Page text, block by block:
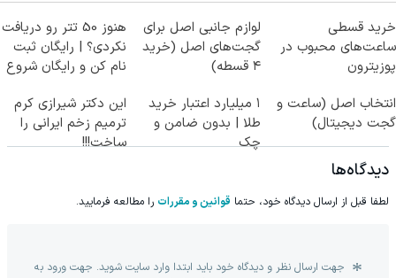
خرید قسطی
ساعت‌های محبوب در
پوزیترون
لوازم جانبی اصل برای
گجت‌های اصل (خرید
۴ قسطه)
هنوز 50 تتر رو دریافت
نکردی؟ | رایگان ثبت
نام کن و رایگان شروع
انتخاب اصل (ساعت و
گجت دیجیتال)
۱ میلیارد اعتبار خرید
طلا | بدون ضامن و
چک
این دکتر شیرازی کرم
ترمیم زخم ایرانی را
ساخت!!!
دیدگاه‌ها
لطفا قبل از ارسال دیدگاه خود، حتما قوانین و مقررات را مطالعه فرمایید.
جهت ارسال نظر و دیدگاه خود باید ابتدا وارد سایت شوید. جهت ورود به